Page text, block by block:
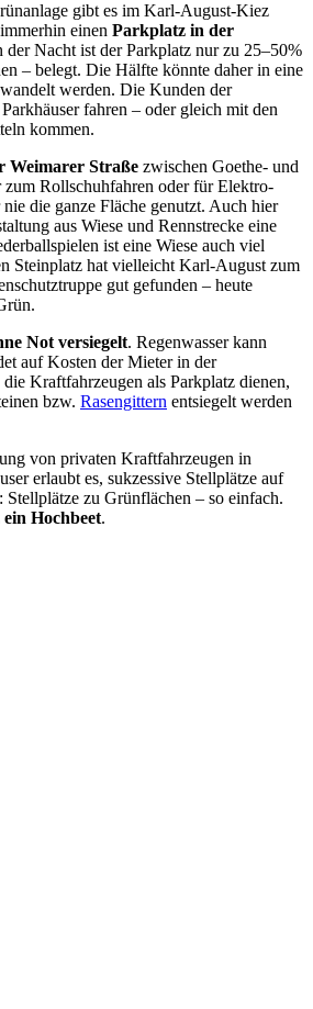
gibt es im Karl-August-Kiez
einen Parkplatz in der
der Nacht ist der Parkplatz nur zu 25–50%
– belegt. Die Hälfte könnte daher in eine
werden. Die Kunden der
fahren – oder gleich mit den
kommen.
Weimarer Straße zwischen Goethe- und
zum Rollschuhfahren oder für Elektro-
die ganze Fläche genutzt. Auch hier
aus Wiese und Rennstrecke eine
ist eine Wiese auch viel
Steinplatz hat vielleicht Karl-August zum
gut gefunden – heute
Not versiegelt. Regenwasser kann
auf Kosten der Mieter in der
Kraftfahrzeugen als Parkplatz dienen,
bzw. Rasengittern entsiegelt werden
von privaten Kraftfahrzeugen in
erlaubt es, sukzessive Stellplätze auf
Stellplätze zu Grünflächen – so einfach.
Hochbeet.